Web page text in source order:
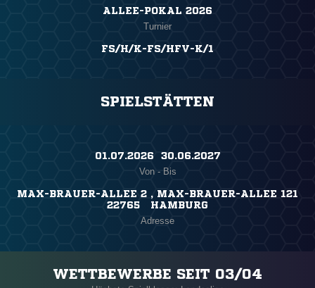
ALLEE-POKAL 2026
Turnier
FS/H/K-FS/HFV-K/1
SPIELSTÄTTEN
01.07.2026 ​ 30.06.2027
Von - Bis
MAX-BRAUER-ALLEE 2 , MAX-BRAUER-ALLEE 121
22765 HAMBURG
Adresse
WETTBEWERBE SEIT 03/04